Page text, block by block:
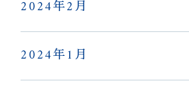
2024年2月
2024年1月